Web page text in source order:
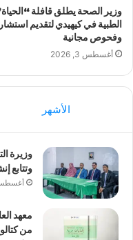
وزير الصحة يطلق قافلة
الطبية في كيهيدي لتقديم
وفحوص مجانية
أغسطس 3, 2026
الأشهر
وزيرة
وتتابع
أغسطس 7,
معهد
من